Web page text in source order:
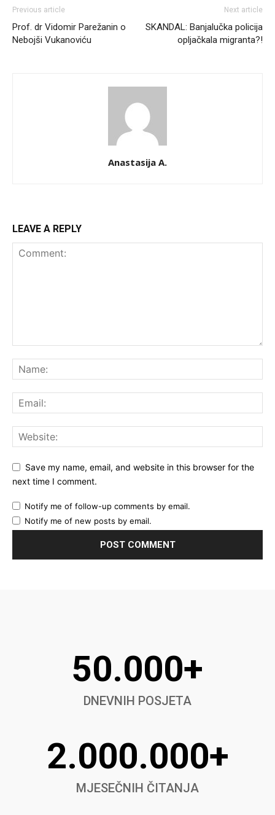
Previous article
Prof. dr Vidomir Parežanin o
Nebojši Vukanoviću
Next article
SKANDAL: Banjalučka policija
opljačkala migranta?!
Anastasija A.
LEAVE A REPLY
Save my name, email, and website in this browser for the
next time I comment.
Notify me of follow-up comments by email.
Notify me of new posts by email.
50.000+
DNEVNIH POSJETA
2.000.000+
MJESEČNIH ČITANJA